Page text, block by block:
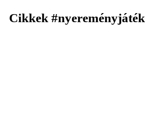
KERESÉS
Cikkek #nyereményjáték